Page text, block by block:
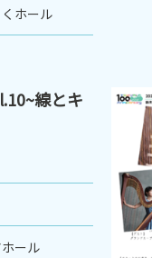
ホール
線とキ
ール